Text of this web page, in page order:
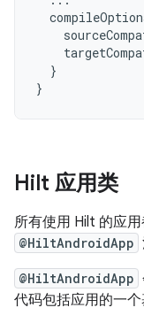
}
}
Hilt 应用类
所有使用 Hilt 的应
@HiltAndroidApp
@HiltAndroidApp
代码包括应用的一